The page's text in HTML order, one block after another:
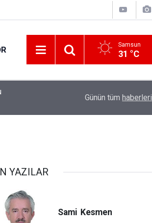
Samsun
31 °C
Teklif reddedildi
Günün tüm haberleri
YAZILAR
Sami Kesmen